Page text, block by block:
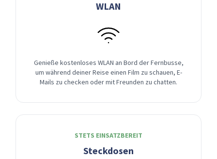
WLAN
Genieße kostenloses WLAN an Bord der Fernbusse,
um während deiner Reise einen Film zu schauen, E-
Mails zu checken oder mit Freunden zu chatten.
STETS EINSATZBEREIT
Steckdosen